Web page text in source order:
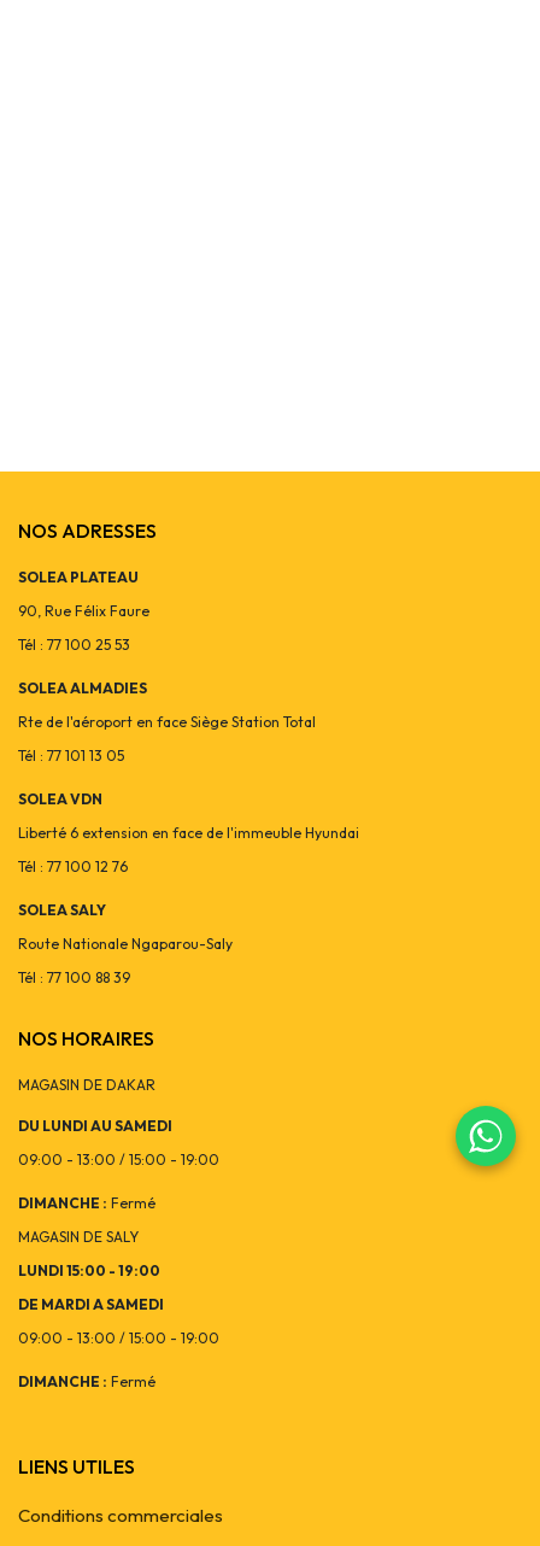
NOS ADRESSES
SOLEA PLATEAU
90, Rue Félix Faure
Tél : 77 100 25 53
SOLEA ALMADIES
Rte de l'aéroport en face Siège Station Total
Tél : 77 101 13 05
SOLEA VDN
Liberté 6 extension en face de l'immeuble Hyundai
Tél : 77 100 12 76
SOLEA SALY
Route Nationale Ngaparou-Saly
Tél : 77 100 88 39
NOS HORAIRES
MAGASIN DE DAKAR
DU LUNDI AU SAMEDI
09:00 - 13:00 / 15:00 - 19:00
DIMANCHE : Fermé
MAGASIN DE SALY
LUNDI 15:00 - 19:00
DE MARDI A SAMEDI
09:00 - 13:00 / 15:00 - 19:00
DIMANCHE : Fermé
LIENS UTILES
Conditions commerciales